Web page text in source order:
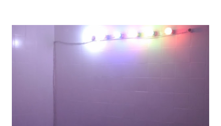
Damas Martins e, particularmente, da querida amiga Lúcia
Bezerra, sobrinha-bisneta de Bezerra, residente em
Fortaleza, conseguimos montar a maior parte desse